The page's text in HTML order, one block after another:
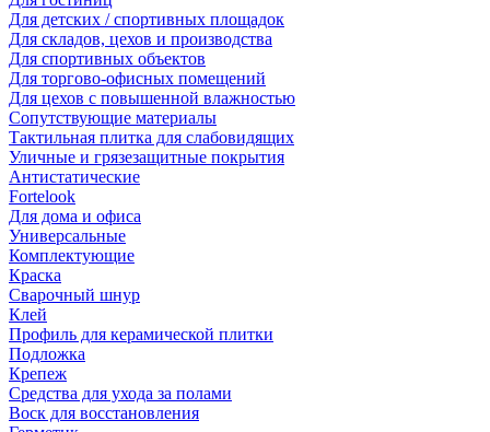
Для детских / спортивных площадок
Для складов, цехов и производства
Для спортивных объектов
Для торгово-офисных помещений
Для цехов с повышенной влажностью
Сопутствующие материалы
Тактильная плитка для слабовидящих
Уличные и грязезащитные покрытия
Антистатические
Fortelook
Для дома и офиса
Универсальные
Комплектующие
Краска
Сварочный шнур
Клей
Профиль для керамической плитки
Подложка
Крепеж
Средства для ухода за полами
Воск для восстановления